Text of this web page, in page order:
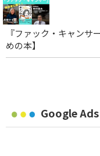
『ファック・キャンサ
めの本】
Google Ads